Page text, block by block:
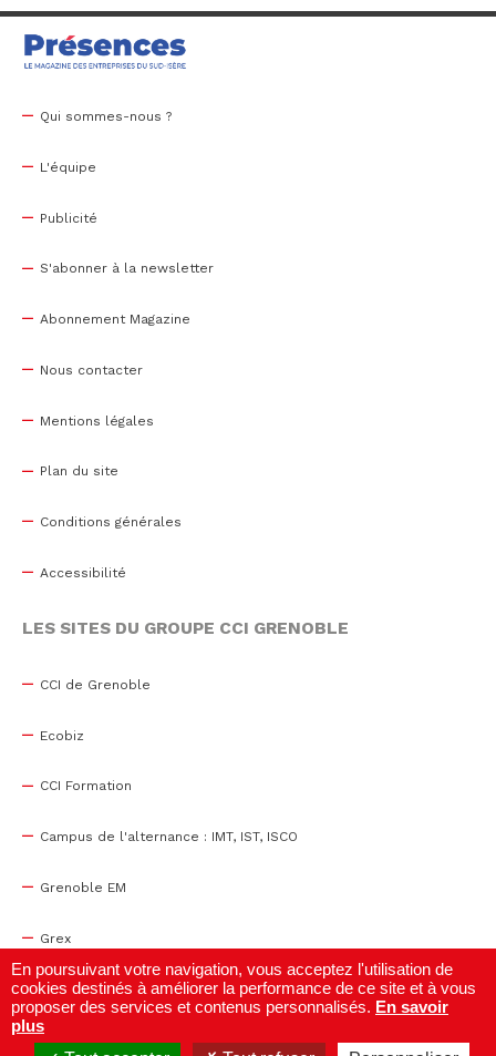
Qui sommes-nous ?
L'équipe
Publicité
S'abonner à la newsletter
Abonnement Magazine
Nous contacter
Mentions légales
Plan du site
Conditions générales
Accessibilité
LES SITES DU GROUPE CCI GRENOBLE
CCI de Grenoble
Ecobiz
CCI Formation
Campus de l'alternance : IMT, IST, ISCO
Grenoble EM
Grex
WTC Grenoble
Centre de congrès
En poursuivant votre navigation, vous acceptez l'utilisation de
cookies destinés à améliorer la performance de ce site et à vous
proposer des services et contenus personnalisés. En savoir
plus